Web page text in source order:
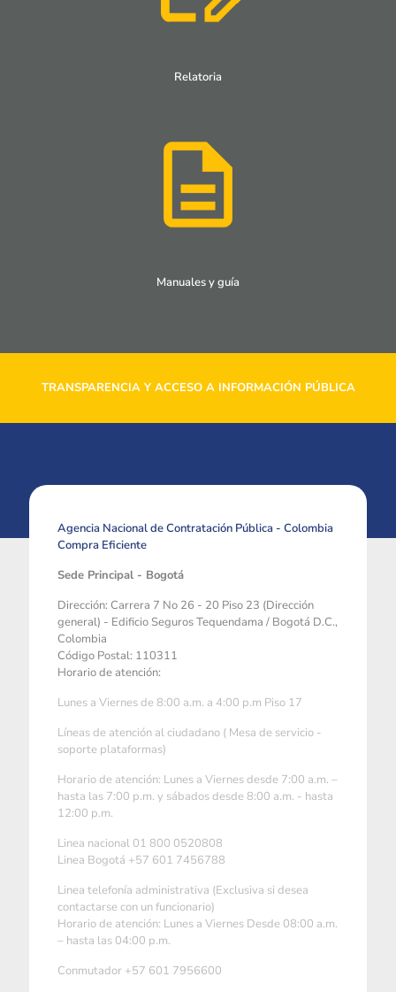
Relatoria
Manuales y guía
TRANSPARENCIA Y ACCESO A INFORMACIÓN PÚBLICA
Agencia Nacional de Contratación Pública - Colombia
Compra Eficiente
Sede Principal - Bogotá
Dirección: Carrera 7 No 26 - 20 Piso 23 (Dirección
general) - Edificio Seguros Tequendama / Bogotá D.C.,
Colombia
Código Postal: 110311
Horario de atención:
Lunes a Viernes de 8:00 a.m. a 4:00 p.m Piso 17
Líneas de atención al ciudadano ( Mesa de servicio -
soporte plataformas)
Horario de atención: Lunes a Viernes desde 7:00 a.m. –
hasta las 7:00 p.m. y sábados desde 8:00 a.m. - hasta
12:00 p.m.
Linea nacional 01 800 0520808
Linea Bogotá +57 601 7456788
Linea telefonía administrativa (Exclusiva si desea
contactarse con un funcionario)
Horario de atención: Lunes a Viernes Desde 08:00 a.m.
– hasta las 04:00 p.m.
Conmutador +57 601 7956600